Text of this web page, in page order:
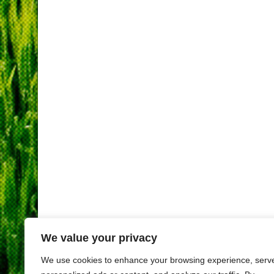
We value your privacy
We use cookies to enhance your browsing experience,